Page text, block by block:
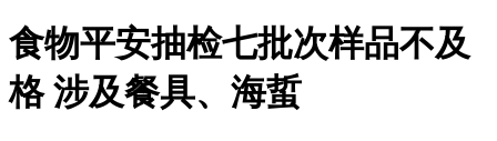
食物平安抽检七批次样品不及
格 涉及餐具、海蜇